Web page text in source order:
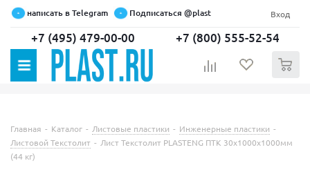
написать в Telegram Подписаться @plast Вход
+7 (495) 479-00-00 +7 (800) 555-52-54
Главная - Каталог - Листовые пластики - Инженерные пластики -
Листовой Текстолит - Лист Текстолит PLASTENG ПТК 30х1000х1000мм
(44 кг)